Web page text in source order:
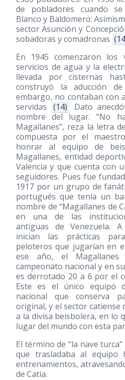
de pobladores cuando
Blanco y Baldomero:
sector Asunción y
sobadoras y comadronas
En 1945 comenzaron los
servicios de agua y la
llevada por cisternas
construyó la aducción
embargo, no contaban con
servidas
(14)
Dato
nombre del lugar. “No
Magallanes’’, reza la letra
compuesta por el
honrar al equipo de
Magallanes, entidad
Valencia y que cuenta con
seguidores. Pues fue
1917 por un grupo de
portugués que tenía un
nombre de “Magallanes de
en una de las
antiguas de Venezuela.
inician las prácticas
peloteros que jugarían en
ese año, el
campeonato nacional y en
es derrotado 20 a 6 por el
Este es el único equipo
nacional que conserva
original, y el sector catiense
a la divisa beisbolera, en lo
lugar del mundo con esta
El término de “la nave
que trasladaba al
entrenamientos,
de Catia.